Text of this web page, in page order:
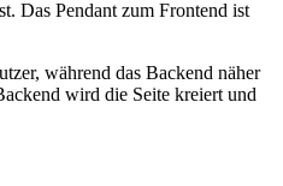
Das Pendant zum Frontend ist
während das Backend näher
wird die Seite kreiert und